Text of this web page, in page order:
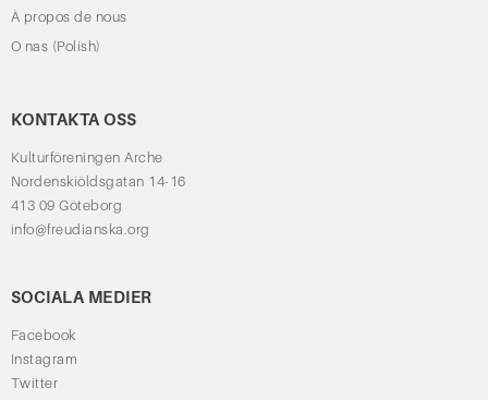
À propos de nous
O nas (Polish)
KONTAKTA OSS
Kulturföreningen Arche
Nordenskiöldsgatan 14-16
413 09 Göteborg
info@freudianska.org
SOCIALA MEDIER
Facebook
Instagram
Twitter